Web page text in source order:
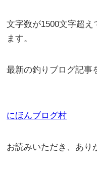
文字数が1500文字超
ます。
最新の釣りブログ記事
にほんブログ村
お読みいただき、あり